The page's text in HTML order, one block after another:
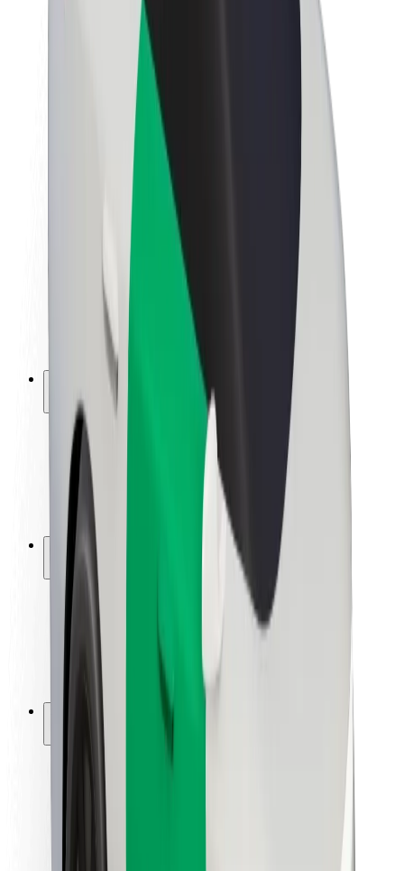
Acerca de Bolt
Sostenibilidad en Bolt
Project Zero
Sala de prensa
Directrices de la marca
Relación con inversores
Liderazgo
Marca
Medios
Fondo Urbano
Seguridad para usuarios
Seguridad para conductores
Seguridad para patinetes
Laboratorio de seguridad
Ciudades
Dónde estamos
Soluciones para las ciudades
Aeropuertos
Estaciones de carga de Bolt
Para usuarios
Para conductores
Bolt Food